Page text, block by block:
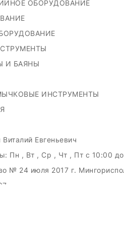
ОБОРУДОВАНИЕ
И БАЯНЫ
ИНСТРУМЕНТЫ
Евгеньевич
Пн , Вт , Ср , Чт , Пт c 10:00
№ 24 июля 2017 г.